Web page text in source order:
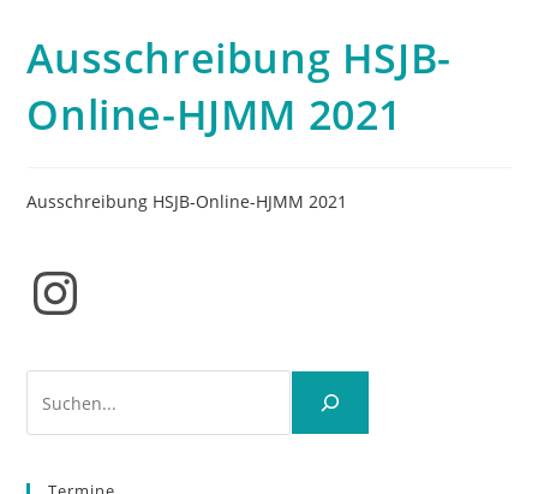
Ausschreibung HSJB-
Online-HJMM 2021
Ausschreibung HSJB-Online-HJMM 2021
Instagram